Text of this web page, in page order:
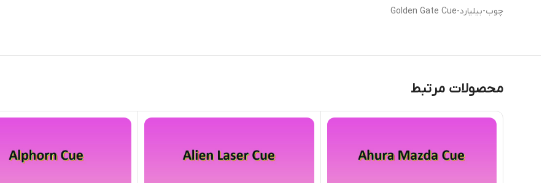
چوب-بیلیارد-Golden Gate Cue
محصولات مرتبط